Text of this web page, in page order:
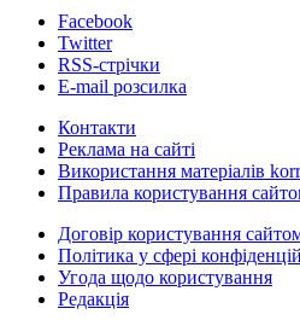
Facebook
Twitter
RSS-стрічки
E-mail розсилка
Контакти
Реклама на сайті
Використання матеріалів
Правила користування
Договір користування
Політика у сфері
Угода щодо користування
Редакція